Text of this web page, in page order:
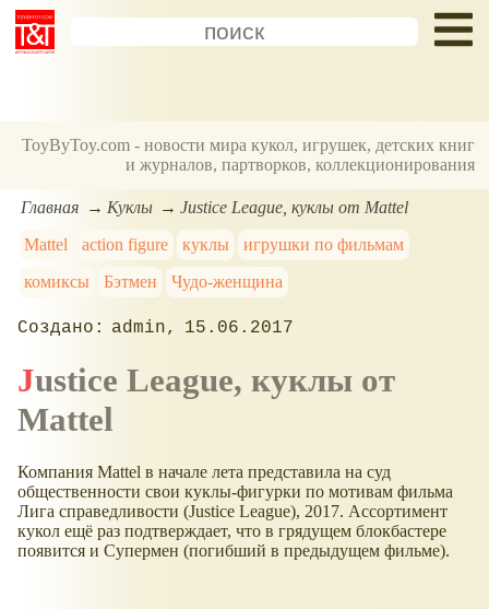
ToyByToy.com - новости мира кукол, игрушек, детских книг
и журналов, партворков, коллекционирования
Главная Куклы
Justice League, куклы от Mattel
Mattel
action figure куклы
игрушки по фильмам
комиксы
Бэтмен Чудо-женщина
admin 15.06.2017
Justice League, куклы от
Mattel
Компания Mattel в начале лета представила на суд
общественности свои куклы-фигурки по мотивам фильма
Лига справедливости (Justice League), 2017. Ассортимент
кукол ещё раз подтверждает, что в грядущем блокбастере
появится и Супермен (погибший в предыдущем фильме).